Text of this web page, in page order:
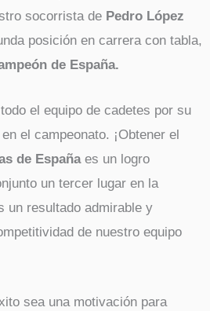
socorrista de Pedro López
posición en carrera con tabla,
de España.
el equipo de cadetes por su
el campeonato. ¡Obtener el
de España es un logro
un tercer lugar en la
un resultado admirable y
de nuestro equipo
sea una motivación para